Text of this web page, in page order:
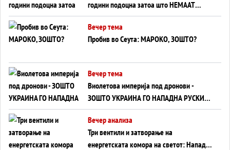
години подоцна затоа што НЕМААТ
ВНУЦИ ДА ГИ ЗАМЕНАТ
Вечер тема
Пробив во Сеута: МАРОКО, ЗОШТО?
Вечер тема
Виолетова империја под дронови -
ЗОШТО УКРАИНА ГО НАПАДНА РУСКИОТ
WILDBERRIES
Вечер анализа
Три вентили и затворање на
енергетската комора на светот: Нападот